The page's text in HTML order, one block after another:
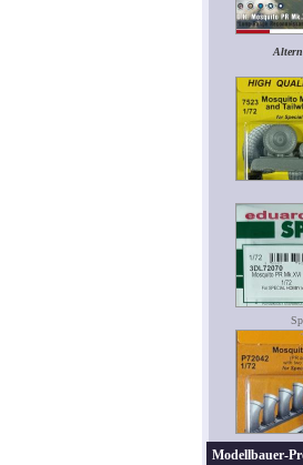
Modellbauer-